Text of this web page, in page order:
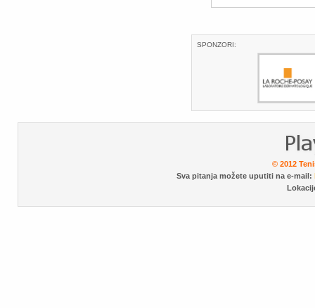
SPONZORI:
© 2012
Sva pitanja možete uputiti na e-mail: